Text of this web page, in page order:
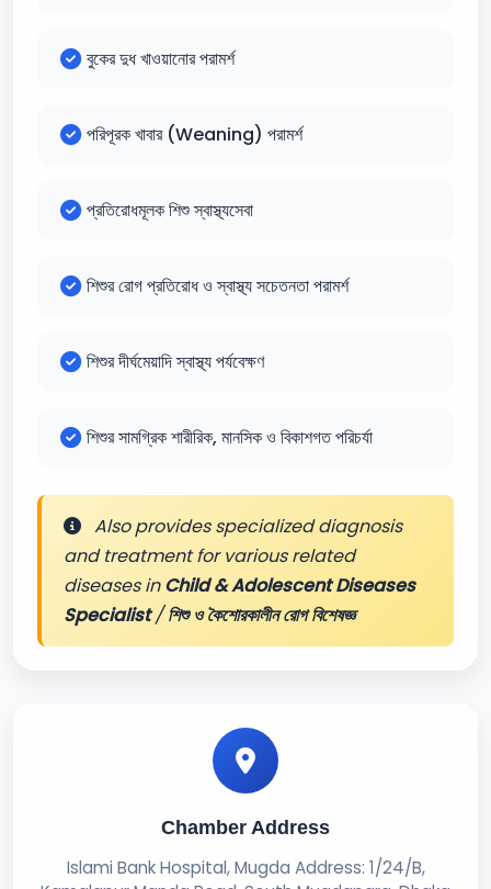
বুকের দুধ খাওয়ানোর পরামর্শ
পরিপূরক খাবার (Weaning) পরামর্শ
প্রতিরোধমূলক শিশু স্বাস্থ্যসেবা
শিশুর রোগ প্রতিরোধ ও স্বাস্থ্য সচেতনতা পরামর্শ
শিশুর দীর্ঘমেয়াদি স্বাস্থ্য পর্যবেক্ষণ
শিশুর সামগ্রিক শারীরিক, মানসিক ও বিকাশগত পরিচর্যা
Also provides specialized diagnosis
and treatment for various related
diseases inChild & Adolescent Diseases
Specialist/শিশু ও কৈশোরকালীন রোগ বিশেষজ্ঞ
Chamber Address
Islami Bank Hospital, Mugda Address: 1/24/B,